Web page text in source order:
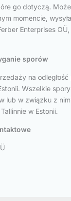
go dotyczą.
momencie,
Enterprises OÜ,
sporów
na
Wszelkie
lub w związku z
w Estonii.